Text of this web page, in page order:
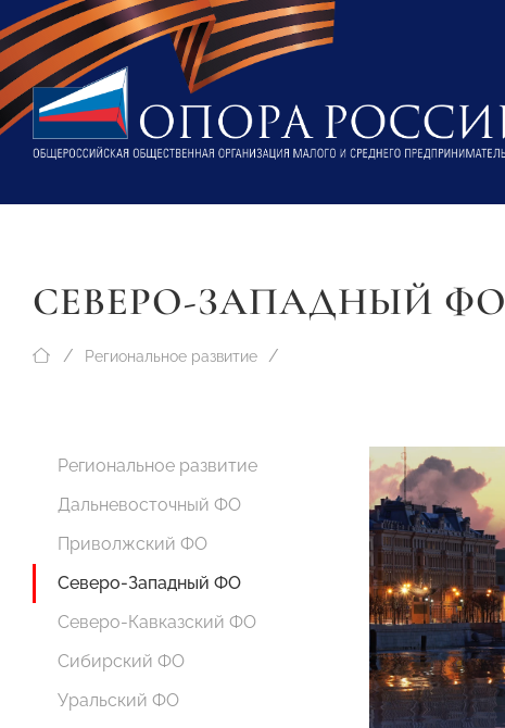
СЕВЕРО-ЗАПАДНЫЙ ФО
Региональное развитие
Региональное развитие
Дальневосточный ФО
Приволжский ФО
Северо-Западный ФО
Северо-Кавказский ФО
Сибирский ФО
Уральский ФО